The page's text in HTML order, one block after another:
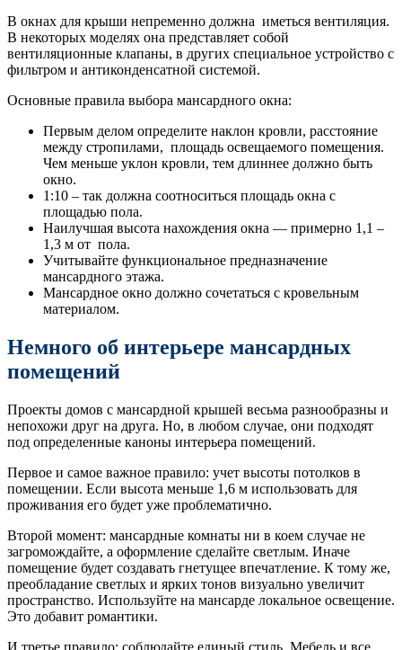
В окнах для крыши непременно должна иметься вентиляция.
В некоторых моделях она представляет собой
вентиляционные клапаны, в других специальное устройство с
фильтром и антиконденсатной системой.
Основные правила выбора мансардного окна:
Первым делом определите наклон кровли, расстояние
между стропилами, площадь освещаемого помещения.
Чем меньше уклон кровли, тем длиннее должно быть
окно.
1:10 – так должна соотноситься площадь окна с
площадью пола.
Наилучшая высота нахождения окна — примерно 1,1 –
1,3 м от пола.
Учитывайте функциональное предназначение
мансардного этажа.
Мансардное окно должно сочетаться с кровельным
материалом.
Немного об интерьере мансардных
помещений
Проекты домов с мансардной крышей весьма разнообразны и
непохожи друг на друга. Но, в любом случае, они подходят
под определенные каноны интерьера помещений.
Первое и самое важное правило: учет высоты потолков в
помещении. Если высота меньше 1,6 м использовать для
проживания его будет уже проблематично.
Второй момент: мансардные комнаты ни в коем случае не
загромождайте, а оформление сделайте светлым. Иначе
помещение будет создавать гнетущее впечатление. К тому же,
преобладание светлых и ярких тонов визуально увеличит
пространство. Используйте на мансарде локальное освещение.
Это добавит романтики.
И третье правило: соблюдайте единый стиль. Мебель и все